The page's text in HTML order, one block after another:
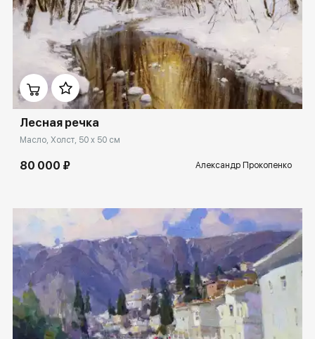
Домен: rakovgallery.ru
Лесная речка
Масло, Холст, 50 x 50 см
80 000 ₽ Александр Прокопенко